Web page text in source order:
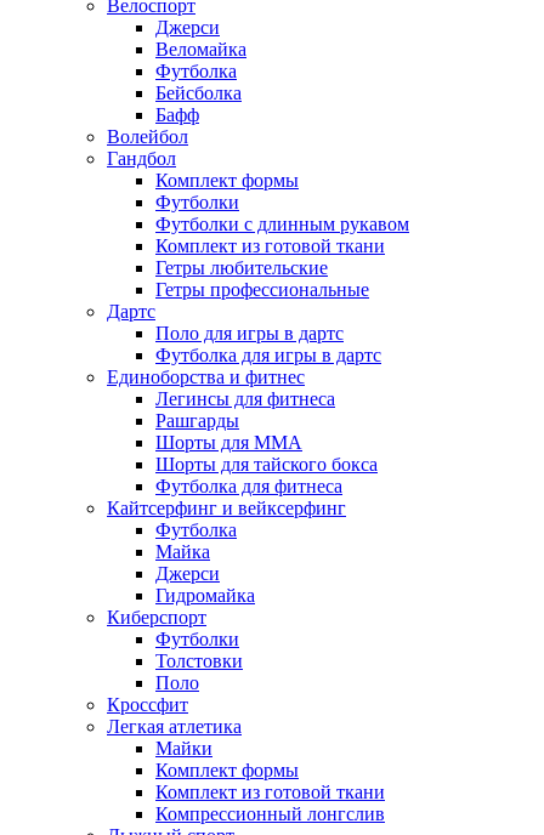
Велоспорт
Джерси
Веломайка
Футболка
Бейсболка
Бафф
Волейбол
Гандбол
Комплект формы
Футболки
Футболки с длинным рукавом
Комплект из готовой ткани
Гетры любительские
Гетры профессиональные
Дартс
Поло для игры в дартс
Футболка для игры в дартс
Единоборства и фитнес
Легинсы для фитнеса
Рашгарды
Шорты для MMA
Шорты для тайского бокса
Футболка для фитнеса
Кайтсерфинг и вейксерфинг
Футболка
Майка
Джерси
Гидромайка
Киберспорт
Футболки
Толстовки
Поло
Кроссфит
Легкая атлетика
Майки
Комплект формы
Комплект из готовой ткани
Компрессионный лонгслив